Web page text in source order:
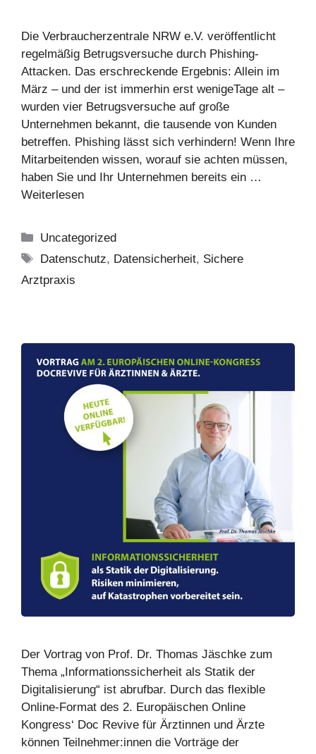
Die Verbraucherzentrale NRW e.V. veröffentlicht
regelmäßig Betrugsversuche durch Phishing-
Attacken. Das erschreckende Ergebnis: Allein im
März – und der ist immerhin erst wenigeTage alt –
wurden vier Betrugsversuche auf große
Unternehmen bekannt, die tausende von Kunden
betreffen. Phishing lässt sich verhindern! Wenn Ihre
Mitarbeitenden wissen, worauf sie achten müssen,
haben Sie und Ihr Unternehmen bereits ein …
Weiterlesen
Kategorien
Uncategorized
Schlagwörter
Datenschutz, Datensicherheit, Sichere
Arztpraxis
Der Vortrag von Prof. Dr. Thomas Jäschke zum
Thema „Informationssicherheit als Statik der
Digitalisierung“ ist abrufbar. Durch das flexible
Online-Format des 2. Europäischen Online
Kongress‘ Doc Revive für Ärztinnen und Ärzte
können Teilnehmer:innen die Vorträge der